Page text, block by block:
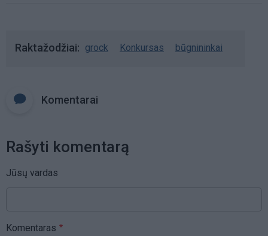
Raktažodžiai grock Konkursas būgnininkai
Komentarai
Rašyti komentarą
Jūsų vardas
Komentaras